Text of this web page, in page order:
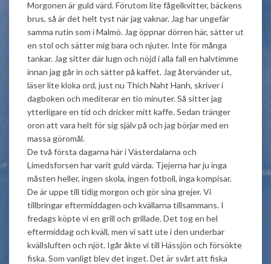
Morgonen är guld värd. Förutom lite fågelkvitter, bäckens
brus, så är det helt tyst när jag vaknar. Jag har ungefär
samma rutin som i Malmö. Jag öppnar dörren här, sätter ut
en stol och sätter mig bara och njuter. Inte för många
tankar. Jag sitter där lugn och nöjd i alla fall en halvtimme
innan jag går in och sätter på kaffet. Jag återvänder ut,
läser lite kloka ord, just nu Thich Naht Hanh, skriver i
dagboken och mediterar en tio minuter. Så sitter jag
ytterligare en tid och dricker mitt kaffe. Sedan tränger
oron att vara helt för sig själv på och jag börjar med en
massa göromål.
De två första dagarna här i Västerdalarna och
Limedsforsen har varit guld värda. Tjejerna har ju inga
måsten heller, ingen skola, ingen fotboll, inga kompisar.
De är uppe till tidig morgon och gör sina grejer. Vi
tillbringar eftermiddagen och kvällarna tillsammans. I
fredags köpte vi en grill och grillade. Det tog en hel
eftermiddag och kväll, men vi satt ute i den underbar
kvällsluften och njöt. Igår åkte vi till Hässjön och försökte
fiska. Som vanligt blev det inget. Det är svårt att fiska